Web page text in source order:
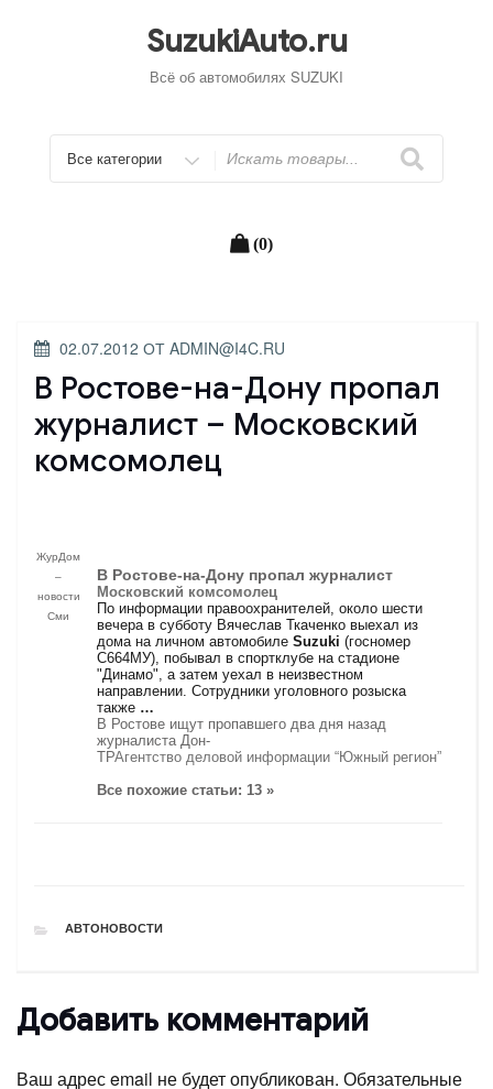
SuzukiAuto.ru
Всё об автомобилях SUZUKI
Искать
(0)
ОПУБЛИКОВАНО
02.07.2012 ОТ ADMIN@I4C.RU
В Ростове-на-Дону пропал
журналист – Московский
комсомолец
ЖурДом
–
новости
Сми
В Ростове-на-Дону пропал журналист
Московский комсомолец
По информации правоохранителей, около шести
вечера в субботу Вячеслав Ткаченко выехал из
дома на личном автомобилеSuzuki (госномер
С664МУ), побывал в спортклубе на стадионе
"Динамо", а затем уехал в неизвестном
направлении. Сотрудники уголовного розыска
также …
В Ростове ищут пропавшего два дня назад
журналиста Дон-
ТРАгентство деловой информации “Южный регион”
Все похожие статьи: 13 »
РУБРИКИ
АВТОНОВОСТИ
Добавить комментарий
Ваш адрес email не будет опубликован. Обязательные